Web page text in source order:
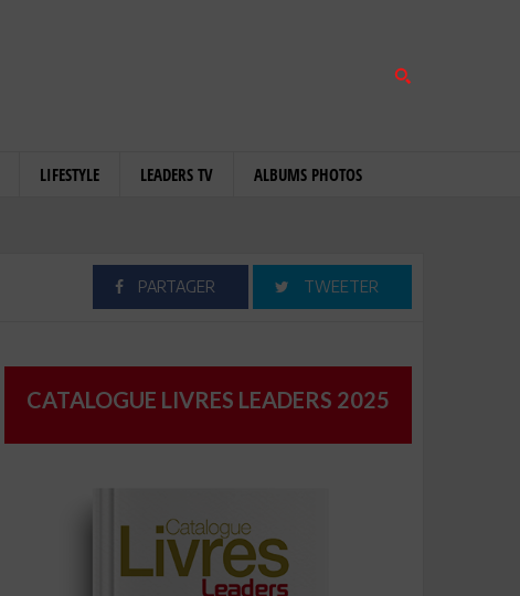
LIFESTYLE LEADERS TV ALBUMS PHOTOS
PARTAGER TWEETER
CATALOGUE LIVRES LEADERS 2025